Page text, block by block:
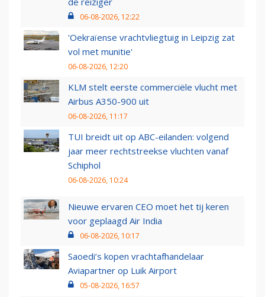
06-08-2026, 12:22
'Oekraïense vrachtvliegtuig in Leipzig zat
vol met munitie'
06-08-2026, 12:20
KLM stelt eerste commerciële vlucht met
Airbus A350-900 uit
06-08-2026, 11:17
TUI breidt uit op ABC-eilanden: volgend
jaar meer rechtstreekse vluchten vanaf
Schiphol
06-08-2026, 10:24
Nieuwe ervaren CEO moet het tij keren
voor geplaagd Air India
06-08-2026, 10:17
Saoedi’s kopen vrachtafhandelaar
Aviapartner op Luik Airport
05-08-2026, 16:57